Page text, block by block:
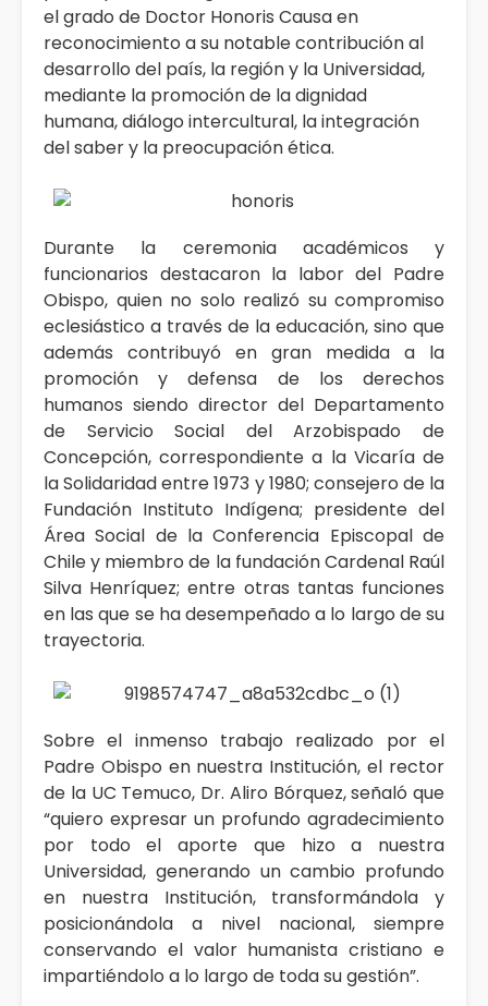
el grado de Doctor Honoris Causa en
reconocimiento a su notable contribución al
desarrollo del país, la región y la Universidad,
mediante la promoción de la dignidad
humana, diálogo intercultural, la integración
del saber y la preocupación ética.
Durante la ceremonia académicos y
funcionarios destacaron la labor del Padre
Obispo, quien no solo realizó su compromiso
eclesiástico a través de la educación, sino que
además contribuyó en gran medida a la
promoción y defensa de los derechos
humanos siendo director del Departamento
de Servicio Social del Arzobispado de
Concepción, correspondiente a la Vicaría de
la Solidaridad entre 1973 y 1980; consejero de la
Fundación Instituto Indígena; presidente del
Área Social de la Conferencia Episcopal de
Chile y miembro de la fundación Cardenal Raúl
Silva Henríquez; entre otras tantas funciones
en las que se ha desempeñado a lo largo de su
trayectoria.
Sobre el inmenso trabajo realizado por el
Padre Obispo en nuestra Institución, el rector
de la UC Temuco, Dr. Aliro Bórquez, señaló que
“quiero expresar un profundo agradecimiento
por todo el aporte que hizo a nuestra
Universidad, generando un cambio profundo
en nuestra Institución, transformándola y
posicionándola a nivel nacional, siempre
conservando el valor humanista cristiano e
impartiéndolo a lo largo de toda su gestión”.